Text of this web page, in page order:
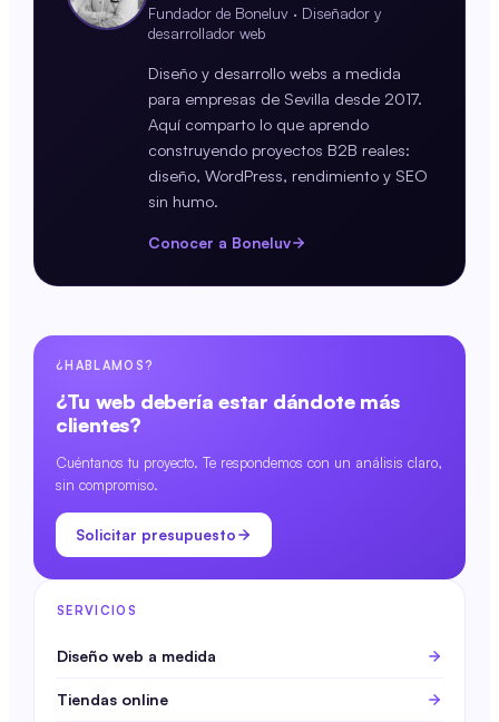
Fundador de Boneluv · Diseñador y
desarrollador web
Diseño y desarrollo webs a medida
para empresas de Sevilla desde 2017.
Aquí comparto lo que aprendo
construyendo proyectos B2B reales:
diseño, WordPress, rendimiento y SEO
sin humo.
Conocer a Boneluv
¿HABLAMOS?
¿Tu web debería estar dándote más
clientes?
Cuéntanos tu proyecto. Te respondemos con un análisis claro,
sin compromiso.
Solicitar presupuesto
SERVICIOS
Diseño web a medida
Tiendas online